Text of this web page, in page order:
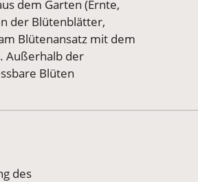
dem Garten (Ernte,
der Blütenblätter,
Blütenansatz mit dem
Außerhalb der
Blüten
des